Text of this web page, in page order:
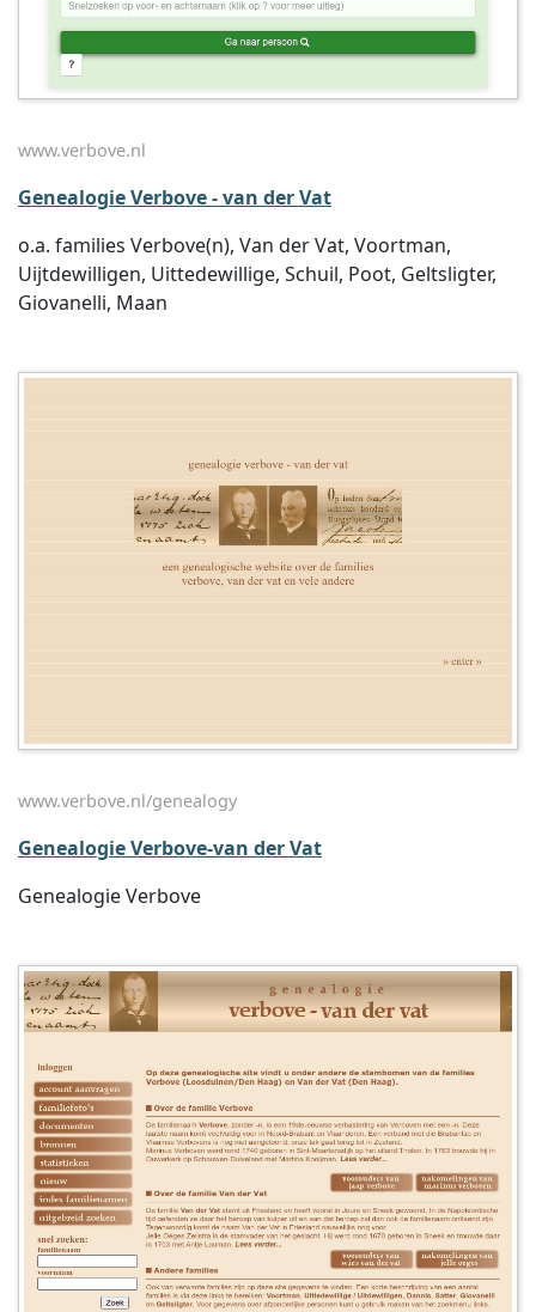
www.verbove.nl
Genealogie Verbove - van der Vat
o.a. families Verbove(n), Van der Vat, Voortman,
Uijtdewilligen, Uittedewillige, Schuil, Poot, Geltsligter,
Giovanelli, Maan
www.verbove.nl/genealogy
Genealogie Verbove-van der Vat
Genealogie Verbove